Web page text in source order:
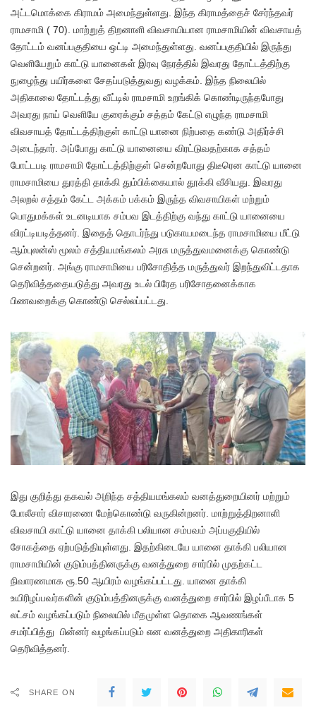
அட்டமொக்கை கிராமம் அமைந்துள்ளது. இந்த கிராமத்தைச் சேர்ந்தவர்
ராமசாமி ( 70). மாற்றுத் திறனாளி விவசாயியான ராமசாமியின் விவசாயத்
தோட்டம் வனப்பகுதியை ஒட்டி அமைந்துள்ளது. வனப்பகுதியில் இருந்து
வெளியேறும் காட்டு யானைகள் இரவு நேரத்தில் இவரது தோட்டத்திற்கு
நுழைந்து பயிர்களை சேதப்படுத்துவது வழக்கம். இந்த நிலையில்
அதிகாலை தோட்டத்து வீட்டில் ராமசாமி உறங்கிக் கொண்டிருந்தபோது
அவரது நாய் வெளியே குரைக்கும் சத்தம் கேட்டு எழுந்த ராமசாமி
விவசாயத் தோட்டத்திற்குள் காட்டு யானை நிற்பதை கண்டு அதிர்ச்சி
அடைந்தார். அப்போது காட்டு யானையை விரட்டுவதற்காக சத்தம்
போட்டபடி ராமசாமி தோட்டத்திற்குள் சென்றபோது திடீரென காட்டு யானை
ராமசாமியை துரத்தி தாக்கி தும்பிக்கையால் தூக்கி வீசியது. இவரது
அலறல் சத்தம் கேட்ட அக்கம் பக்கம் இருந்த விவசாயிகள் மற்றும்
பொதுமக்கள் உடனடியாக சம்பவ இடத்திற்கு வந்து காட்டு யானையை
விரட்டியடித்தனர். இதைத் தொடர்ந்து படுகாயமடைந்த ராமசாமியை மீட்டு
ஆம்புலன்ஸ் மூலம் சத்தியமங்கலம் அரசு மருத்துவமனைக்கு கொண்டு
சென்றனர். அங்கு ராமசாமியை பரிசோதித்த மருத்துவர் இறந்துவிட்டதாக
தெரிவித்ததையடுத்து அவரது உடல் பிரேத பரிசோதனைக்காக
பிணவறைக்கு கொண்டு செல்லப்பட்டது.
இது குறித்து தகவல் அறிந்த சத்தியமங்கலம் வனத்துறையினர் மற்றும்
போலீசார் விசாரணை மேற்கொண்டு வருகின்றனர். மாற்றுத்திறனாளி
விவசாயி காட்டு யானை தாக்கி பலியான சம்பவம் அப்பகுதியில்
சோகத்தை ஏற்படுத்தியுள்ளது. இதற்கிடையே யானை தாக்கி பலியான
ராமசாமியின் குடும்பத்தினருக்கு வனத்துறை சார்பில் முதற்கட்ட
நிவாரணமாக ரூ.50 ஆயிரம் வழங்கப்பட்டது. யானை தாக்கி
உயிரிழப்பவர்களின் குடும்பத்தினருக்கு வனத்துறை சார்பில் இழப்பீடாக 5
லட்சம் வழங்கப்படும் நிலையில் மீதமுள்ள தொகை ஆவணங்கள்
சமர்ப்பித்து பின்னர் வழங்கப்படும் என வனத்துறை அதிகாரிகள்
தெரிவித்தனர்.
SHARE ON